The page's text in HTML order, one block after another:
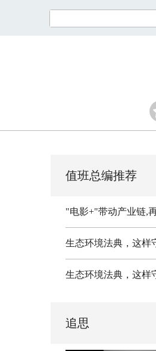
值班总编推荐
"电影+"带动产业链,
生态环境法典，这样
生态环境法典，这样
追思